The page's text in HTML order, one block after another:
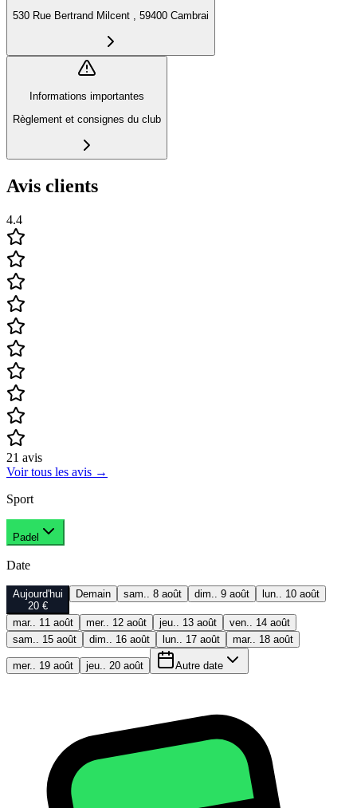
530 Rue Bertrand Milcent , 59400 Cambrai
Informations importantes
Règlement et consignes du club
Avis clients
4.4
21 avis
Voir tous les avis →
Sport
Padel
Date
Aujourd'hui
20 €
Demain sam.. 8 août dim.. 9 août lun.. 10 août
mar.. 11 août mer.. 12 août jeu.. 13 août
ven.. 14 août
sam.. 15 août
dim.. 16 août lun.. 17 août mar.. 18 août
mer.. 19 août jeu.. 20 août Autre date